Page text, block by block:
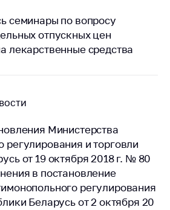
семинары по вопросу
отпускных цен
лекарственные средства
Министерства
регулирования и торговли
от 19 октября 2018 г. № 80
в постановление
регулирования
Беларусь от 2 октября 20